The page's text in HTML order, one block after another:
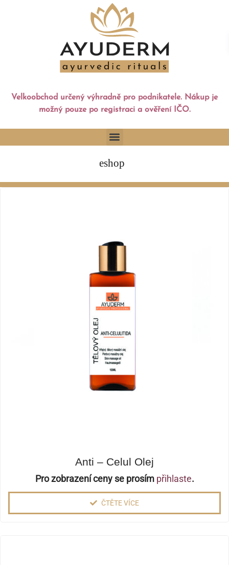
Velkoobchod určený výhradně pro podnikatele. Nákup je
možný pouze po registraci a ověření IČO.
eshop
Anti – Celul Olej
Pro zobrazení ceny se prosím přihlaste.
ČTĚTE VÍCE